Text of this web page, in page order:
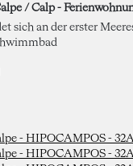
/ Calp -
sich an der erster